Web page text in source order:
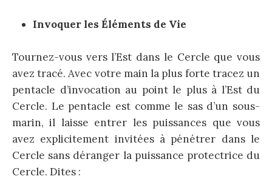
Invoquer les Éléments de Vie
Tournez-vous vers l’Est dans le Cercle que vous
avez tracé. Avec votre main la plus forte tracez un
pentacle d’invocation au point le plus à l’Est du
Cercle. Le pentacle est comme le sas d’un sous-
marin, il laisse entrer les puissances que vous
avez explicitement invitées à pénétrer dans le
Cercle sans déranger la puissance protectrice du
Cercle. Dites :